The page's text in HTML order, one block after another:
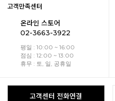
고객만족센터
온라인 스토어
02-3663-3922
평일 : 10:00 ~ 16:00
점심 : 12:00 ~ 13:00
휴무 : 토, 일, 공휴일
고객센터 전화연결